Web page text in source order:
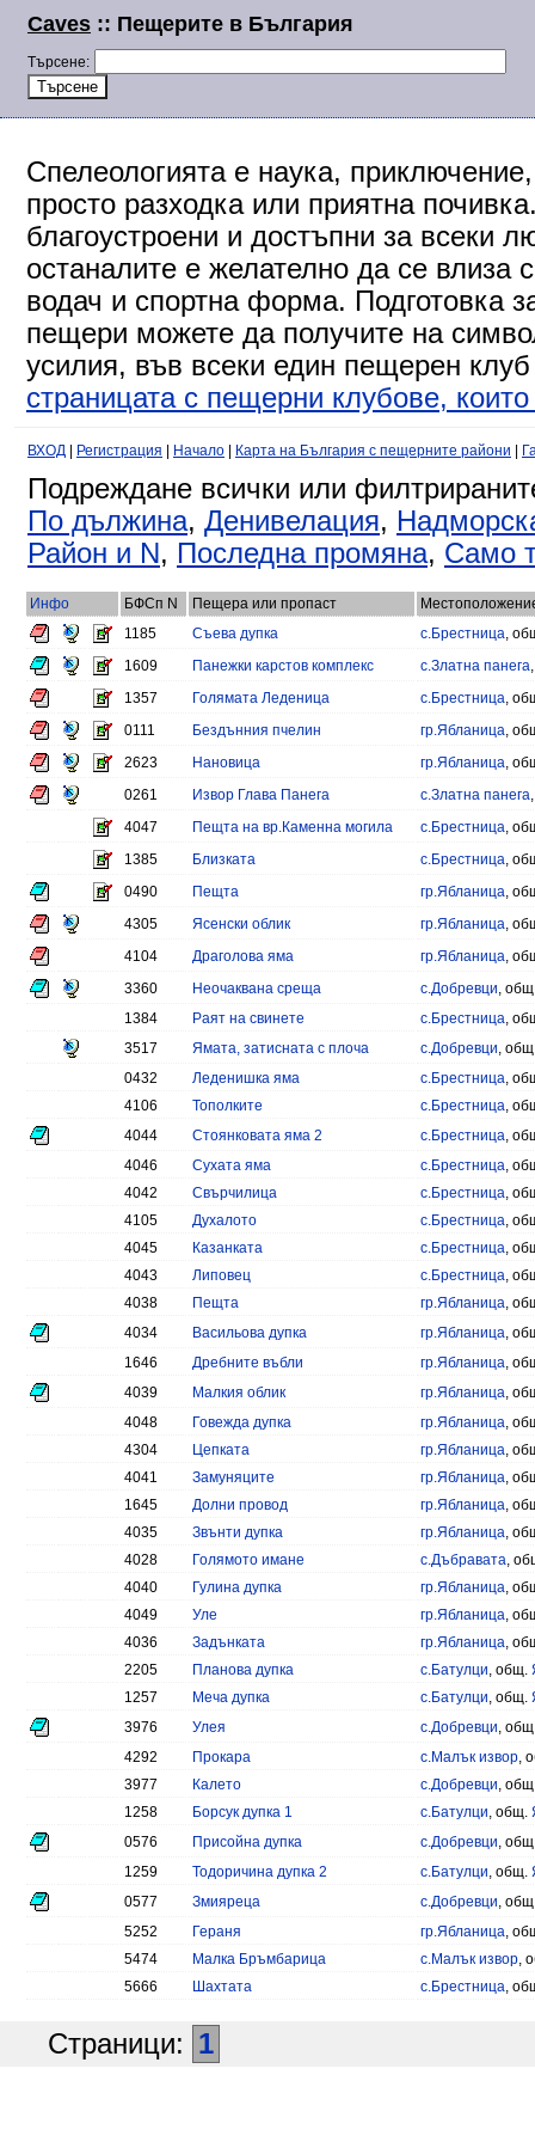
Caves :: Пещерите в България
Търсене:
Спелеологията е наука,
просто разходка или приятна
благоустроени и достъпни за всеки
останалите е желателно да се влиза
водач и спортна форма. Подготовка
пещери можете да получите на
усилия, във всеки един пещерен
страницата с пещерни клубове,
ВХОД Регистрация Начало Карта на България с пещерните райони
Подреждане всички или
По дължина, Денивелация,
Район и N, Последна промяна, Само
Инфо БФСп N Пещера или пропаст
1185
Съева дупка с.Брестница,
1609
Панежки карстов комплекс с.Златна панега
1357
Голямата Леденица с.Брестница,
0111
Бездънния пчелин гр.Ябланица,
2623
Нановица гр.Ябланица,
0261
Извор Глава Панега с.Златна панега
4047
Пещта на вр.Каменна могила с.Брестница,
1385
Близката с.Брестница,
0490
Пещта гр.Ябланица,
4305
Ясенски облик гр.Ябланица,
4104
Драголова яма гр.Ябланица,
3360
Неочаквана среща с.Добревци,
1384
Раят на свинете с.Брестница,
3517
Ямата, затисната с плоча с.Добревци,
0432
Леденишка яма с.Брестница,
4106
Тополките с.Брестница,
4044
Стоянковата яма 2 с.Брестница,
4046
Сухата яма с.Брестница,
4042
Свърчилица с.Брестница,
4105
Духалото с.Брестница,
4045
Казанката с.Брестница,
4043
Липовец с.Брестница,
4038
Пещта гр.Ябланица,
4034
Васильова дупка гр.Ябланица,
1646
Дребните въбли гр.Ябланица,
4039
Малкия облик гр.Ябланица,
4048
Говежда дупка гр.Ябланица,
4304
Цепката гр.Ябланица,
4041
Замуняците гр.Ябланица,
1645
Долни провод гр.Ябланица,
4035
Звънти дупка гр.Ябланица,
4028
Голямото имане с.Дъбравата,
4040
Гулина дупка гр.Ябланица,
4049
Уле гр.Ябланица,
4036
Задънката гр.Ябланица,
2205
Планова дупка с.Батулци, общ.
1257
Меча дупка с.Батулци, общ.
3976
Улея с.Добревци,
4292
Прокара с.Малък извор,
3977
Калето с.Добревци,
1258
Борсук дупка 1 с.Батулци, общ.
0576
Присойна дупка с.Добревци,
1259
Тодоричина дупка 2 с.Батулци, общ.
0577
Змияреца с.Добревци,
5252
Гераня гр.Ябланица,
5474
Малка Бръмбарица с.Малък извор,
5666
Шахтата с.Брестница,
Страници: 1